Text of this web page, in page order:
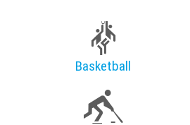
Basketball